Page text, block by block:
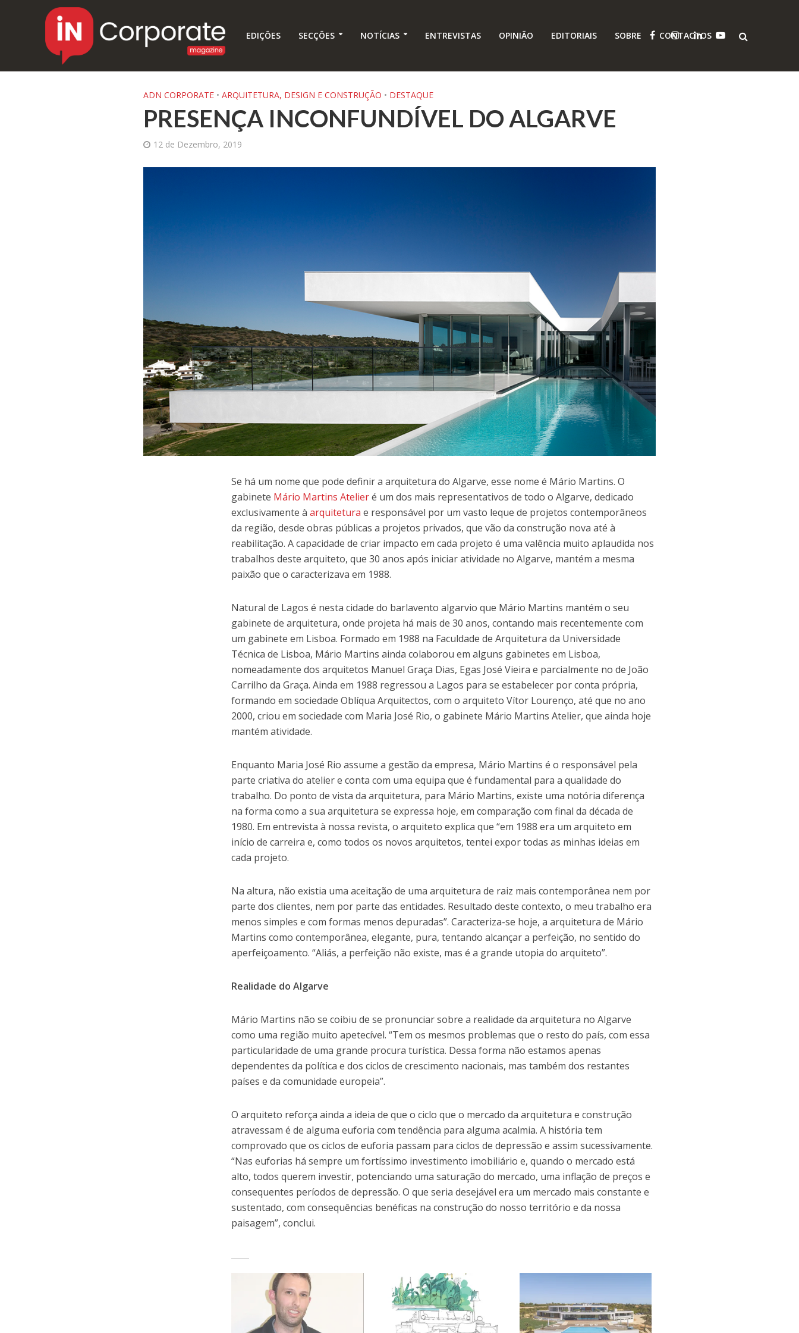
EDIÇÕES SECÇÕES NOTÍCIAS ENTREVISTAS OPINIÃO EDITORIAIS SOBRE CONTACTOS
ADN CORPORATE • ARQUITETURA, DESIGN E CONSTRUÇÃO • DESTAQUE
PRESENÇA INCONFUNDÍVEL DO ALGARVE
12 de Dezembro, 2019
Se há um nome que pode definir a arquitetura do Algarve, esse nome é Mário Martins. O
gabinete Mário Martins Atelieré um dos mais representativos de todo o Algarve, dedicado
exclusivamente àarquitetura e responsável por um vasto leque de projetos contemporâneos
da região, desde obras públicas a projetos privados, que vão da construção nova até à
reabilitação. A capacidade de criar impacto em cada projeto é uma valência muito aplaudida nos
trabalhos deste arquiteto, que 30 anos após iniciar atividade no Algarve, mantém a mesma
paixão que o caracterizava em 1988.
Natural de Lagos é nesta cidade do barlavento algarvio que Mário Martins mantém o seu
gabinete de arquitetura, onde projeta há mais de 30 anos, contando mais recentemente com
um gabinete em Lisboa. Formado em 1988 na Faculdade de Arquitetura da Universidade
Técnica de Lisboa, Mário Martins ainda colaborou em alguns gabinetes em Lisboa,
nomeadamente dos arquitetos Manuel Graça Dias, Egas José Vieira e parcialmente no de João
Carrilho da Graça. Ainda em 1988 regressou a Lagos para se estabelecer por conta própria,
formando em sociedade Oblíqua Arquitectos, com o arquiteto Vítor Lourenço, até que no ano
2000, criou em sociedade com Maria José Rio, o gabinete Mário Martins Atelier, que ainda hoje
mantém atividade.
Enquanto Maria José Rio assume a gestão da empresa, Mário Martins é o responsável pela
parte criativa do atelier e conta com uma equipa que é fundamental para a qualidade do
trabalho. Do ponto de vista da arquitetura, para Mário Martins, existe uma notória diferença
na forma como a sua arquitetura se expressa hoje, em comparação com final da década de
1980. Em entrevista à nossa revista, o arquiteto explica que “em 1988 era um arquiteto em
início de carreira e, como todos os novos arquitetos, tentei expor todas as minhas ideias em
cada projeto.
Na altura, não existia uma aceitação de uma arquitetura de raiz mais contemporânea nem por
parte dos clientes, nem por parte das entidades. Resultado deste contexto, o meu trabalho era
menos simples e com formas menos depuradas”. Caracteriza-se hoje, a arquitetura de Mário
Martins como contemporânea, elegante, pura, tentando alcançar a perfeição, no sentido do
aperfeiçoamento. “Aliás, a perfeição não existe, mas é a grande utopia do arquiteto”.
Realidade do Algarve
Mário Martins não se coibiu de se pronunciar sobre a realidade da arquitetura no Algarve
como uma região muito apetecível. “Tem os mesmos problemas que o resto do país, com essa
particularidade de uma grande procura turística. Dessa forma não estamos apenas
dependentes da política e dos ciclos de crescimento nacionais, mas também dos restantes
países e da comunidade europeia”.
O arquiteto reforça ainda a ideia de que o ciclo que o mercado da arquitetura e construção
atravessam é de alguma euforia com tendência para alguma acalmia. A história tem
comprovado que os ciclos de euforia passam para ciclos de depressão e assim sucessivamente.
“Nas euforias há sempre um fortíssimo investimento imobiliário e, quando o mercado está
alto, todos querem investir, potenciando uma saturação do mercado, uma inflação de preços e
consequentes períodos de depressão. O que seria desejável era um mercado mais constante e
sustentado, com consequências benéficas na construção do nosso território e da nossa
paisagem”, conclui.